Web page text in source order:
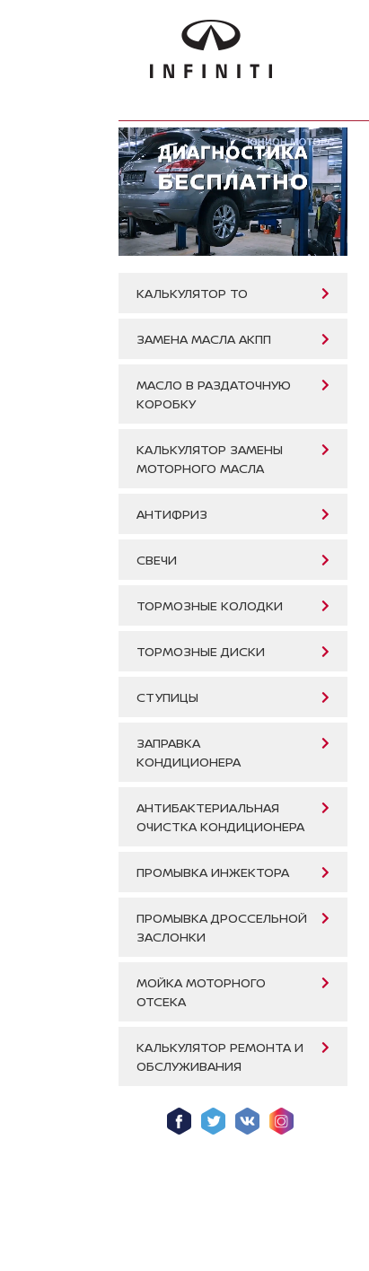
КАЛЬКУЛЯТОР ТО
ЗАМЕНА МАСЛА АКПП
МАСЛО В РАЗДАТОЧНУЮ
КОРОБКУ
КАЛЬКУЛЯТОР ЗАМЕНЫ
МОТОРНОГО МАСЛА
АНТИФРИЗ
СВЕЧИ
ТОРМОЗНЫЕ КОЛОДКИ
ТОРМОЗНЫЕ ДИСКИ
СТУПИЦЫ
ЗАПРАВКА
КОНДИЦИОНЕРА
АНТИБАКТЕРИАЛЬНАЯ
ОЧИСТКА КОНДИЦИОНЕРА
ПРОМЫВКА ИНЖЕКТОРА
ПРОМЫВКА ДРОССЕЛЬНОЙ
ЗАСЛОНКИ
МОЙКА МОТОРНОГО
ОТСЕКА
КАЛЬКУЛЯТОР РЕМОНТА И
ОБСЛУЖИВАНИЯ